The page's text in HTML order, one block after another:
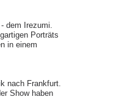
dem Irezumi.
Porträts
in einem
nach Frankfurt.
Show haben